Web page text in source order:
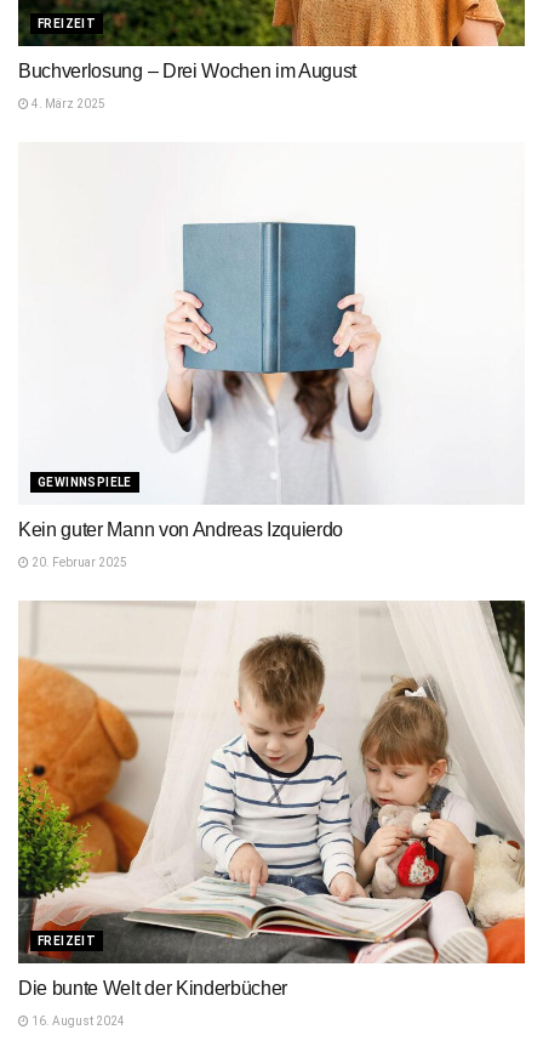
FREIZEIT
Buchverlosung – Drei Wochen im August
4. März 2025
GEWINNSPIELE
Kein guter Mann von Andreas Izquierdo
20. Februar 2025
FREIZEIT
Die bunte Welt der Kinderbücher
16. August 2024